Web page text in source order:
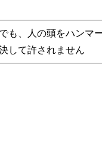
も、人の頭をハンマ
して許されません